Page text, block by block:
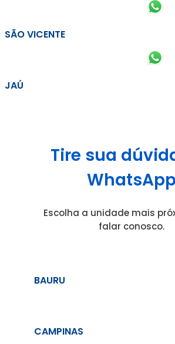
SÃO VICENTE
JAÚ
Tire sua
WhatsApp
Escolha a unidade mais
falar conosco.
BAURU
CAMPINAS